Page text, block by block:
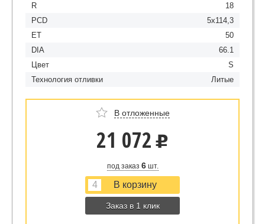
R
18
PCD
5x114,3
ET
50
DIA
66.1
Цвет
S
Технология отливки
Литые
В отложенные
21 072 u
под заказ 6шт.
Заказ в 1 клик